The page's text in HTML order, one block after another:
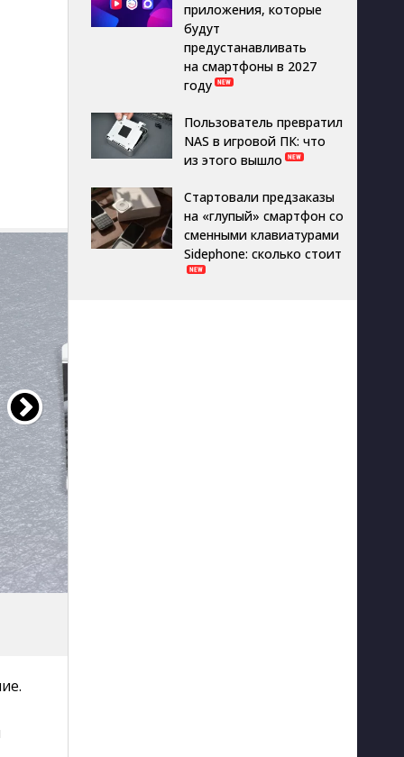
приложения, которые
будут
предустанавливать
на смартфоны в 2027
году
Пользователь превратил
NAS в игровой ПК: что
из этого вышло
Стартовали предзаказы
на «глупый» смартфон со
сменными клавиатурами
Sidephone: сколько стоит